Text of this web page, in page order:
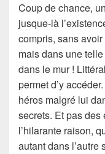
Coup de chance,
jusque-là
compris, sans
mais dans une
dans le mur !
permet d’y
héros malgré lui
secrets. Et pas
l’hilarante raison,
autant dans l’autre